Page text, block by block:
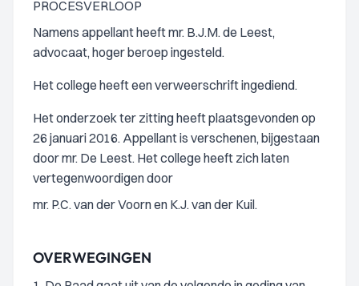
PROCESVERLOOP
Namens appellant heeft mr. B.J.M. de Leest,
advocaat, hoger beroep ingesteld.
Het college heeft een verweerschrift ingediend.
Het onderzoek ter zitting heeft plaatsgevonden op
26 januari 2016. Appellant is verschenen, bijgestaan
door mr. De Leest. Het college heeft zich laten
vertegenwoordigen door
mr. P.C. van der Voorn en K.J. van der Kuil.
OVERWEGINGEN